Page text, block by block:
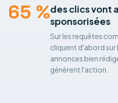
65 %des clics vont
sponsorisées
Sur les requêtes
cliquent d'abord sur
annonces bien
génèrent l'action.